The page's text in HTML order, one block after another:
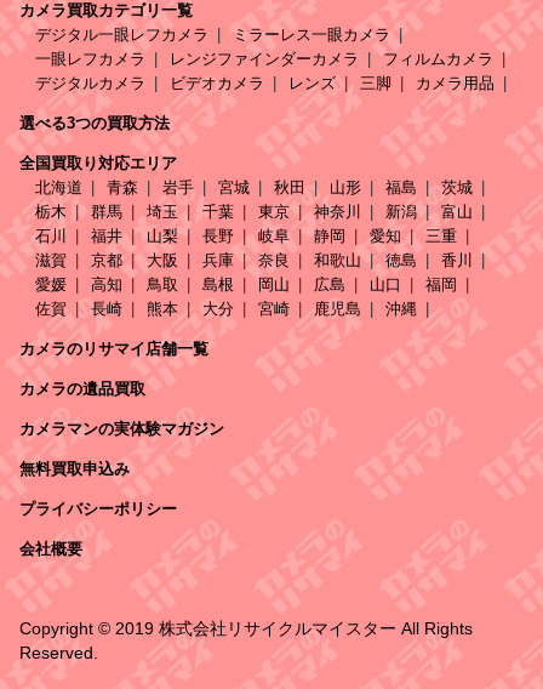
カメラ買取カテゴリ一覧
デジタル一眼レフカメラ
ミラーレス一眼カメラ
一眼レフカメラ
レンジファインダーカメラ
フィルムカメラ
デジタルカメラ
ビデオカメラ レンズ 三脚 カメラ用品
選べる3つの買取方法
全国買取り対応エリア
北海道
青森 岩手 宮城 秋田 山形 福島
茨城
栃木
群馬 埼玉 千葉 東京 神奈川 新潟
富山
石川
福井 山梨 長野 岐阜 静岡 愛知
三重
滋賀
京都 大阪 兵庫 奈良 和歌山 徳島
香川
愛媛
高知 鳥取 島根 岡山 広島 山口
福岡
佐賀
長崎 熊本 大分 宮崎 鹿児島 沖縄
カメラのリサマイ店舗一覧
カメラの遺品買取
カメラマンの実体験マガジン
無料買取申込み
プライバシーポリシー
会社概要
Copyright © 2019 株式会社リサイクルマイスター All Rights
Reserved.